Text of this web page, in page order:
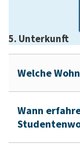
5. Unterkunft
Welche
Wann